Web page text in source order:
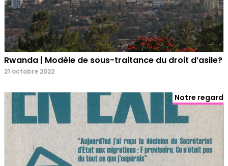
Rwanda | Modèle de sous-traitance du droit d’asile?
21 octobre 2022
Notre regard